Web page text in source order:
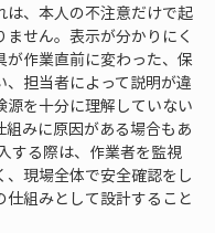
は、本人の不注意だけで起
ません。表示が分かりにく
が作業直前に変わった、保
、担当者によって説明が違
源を十分に理解していない
組みに原因がある場合もあ
する際は、作業者を監視
、現場全体で安全確認をし
仕組みとして設計すること